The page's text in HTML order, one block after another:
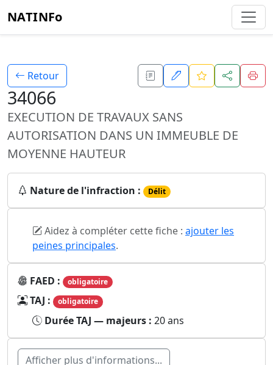
NATINFo
Retour
34066
EXECUTION DE TRAVAUX SANS
AUTORISATION DANS UN IMMEUBLE DE
MOYENNE HAUTEUR
Nature de l'infraction : Délit
Aidez à compléter cette fiche : ajouter les
peines principales.
FAED : obligatoire
TAJ : obligatoire
Durée TAJ — majeurs : 20 ans
Afficher plus d'informations...